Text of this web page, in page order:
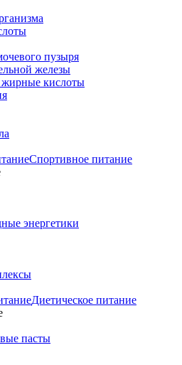
пузыря
железы
кислоты
Спортивное питание
энергетики
Диетическое питание
пасты